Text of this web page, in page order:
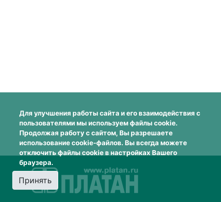
Для улучшения работы сайта и его взаимодействия с
пользователями мы используем файлы cookie.
Продолжая работу с сайтом, Вы разрешаете
использование cookie-файлов. Вы всегда можете
отключить файлы cookie в настройках Вашего
браузера.
Принять